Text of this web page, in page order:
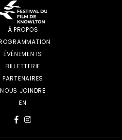
À PROPOS
ÉVÉNEMENTS
BILLETTERIE
PARTENAIRES
NOUS JOINDRE
EN